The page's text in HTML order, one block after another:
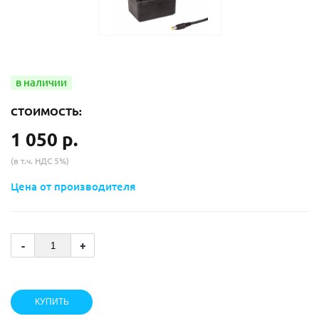
СТОИМОСТЬ:
1 050 р.
(в т.ч. НДС 5%)
Цена от производителя
- +